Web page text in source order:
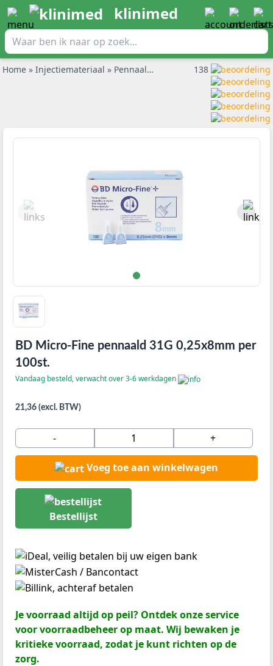
klinimed
Home » Injectiemateriaal » Pennaalden BD Micro-Fine
138
BD Micro-Fine pennaald 31G 0,25x8mm per
100st.
Vandaag besteld, verwacht over 3-6 werkdagen
21,36 (excl. BTW)
- +
Voeg toe aan winkelwagen
Bestellijst
Je voorraad altijd op peil? Ontdek onze service
voor voorraadbeheer op maat. Wij bewaken je
kritieke voorraad, zodat je kunt richten op de
zorg.